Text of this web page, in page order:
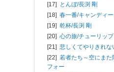
[17] とんぼ/長渕 剛
[18] 春一番/キャンディ
[19] 乾杯/長渕 剛
[20] 心の旅/チューリップ
[21] 悲しくてやりきれな
[22] 若者たち～空にまた
フォー